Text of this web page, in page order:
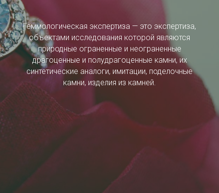
Геммологическая экспертиза — это экспертиза,
объектами исследования которой являются
природные ограненные и неограненные
драгоценные и полудрагоценные камни, их
синтетические аналоги, имитации, поделочные
камни, изделия из камней.